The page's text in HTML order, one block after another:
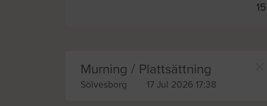
Murning / Plattsättning
Sölvesborg 17 Jul 2026 17:38